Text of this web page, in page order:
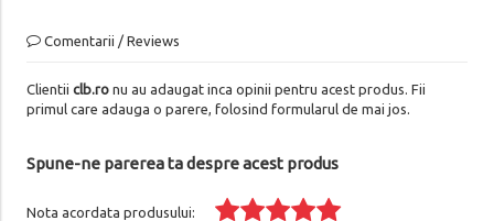
Comentarii / Reviews
Clientii clb.ronu au adaugat inca opinii pentru acest produs. Fii
primul care adauga o parere, folosind formularul de mai jos.
Spune-ne parerea ta despre acest produs
Nota acordata produsului: